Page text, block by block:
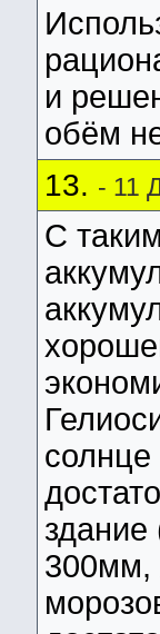
и
обём
13. - 11
С
300мм,